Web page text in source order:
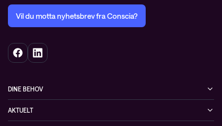
Vil du motta nyhetsbrev fra Conscia?
DINE BEHOV
Sikkerhet
AKTUELT